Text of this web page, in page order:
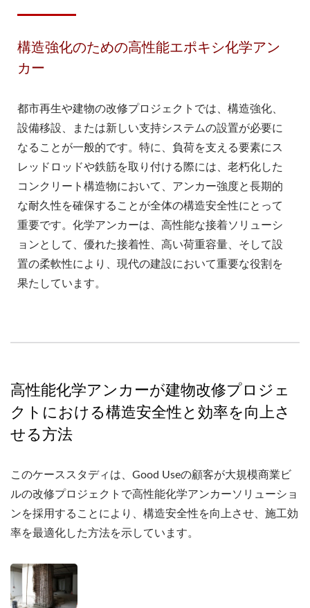
構造強化のための高性能エポキシ化学アン
カー
都市再生や建物の改修プロジェクトでは、構造強化、
設備移設、または新しい支持システムの設置が必要に
なることが一般的です。特に、負荷を支える要素にス
レッドロッドや鉄筋を取り付ける際には、老朽化した
コンクリート構造物において、アンカー強度と長期的
な耐久性を確保することが全体の構造安全性にとって
重要です。化学アンカーは、高性能な接着ソリューシ
ョンとして、優れた接着性、高い荷重容量、そして設
置の柔軟性により、現代の建設において重要な役割を
果たしています。
高性能化学アンカーが建物改修プロジェ
クトにおける構造安全性と効率を向上さ
せる方法
このケーススタディは、Good Useの顧客が大規模商業ビ
ルの改修プロジェクトで高性能化学アンカーソリューショ
ンを採用することにより、構造安全性を向上させ、施工効
率を最適化した方法を示しています。